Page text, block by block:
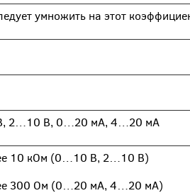
умножить на этот
2…10 В, 0…20 мА, 4…20 мА
10 кОм (0…10 В, 2…10 В)
300 Ом (0…20 мА, 4…20 мА)